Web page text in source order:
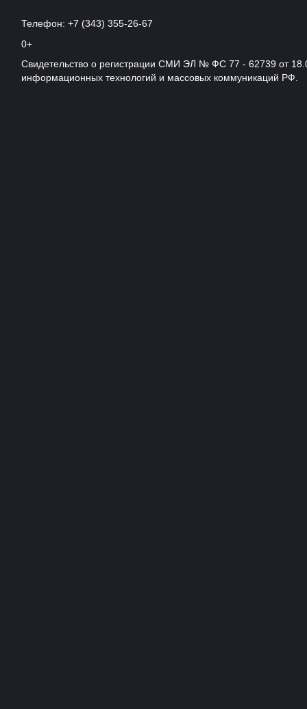
Телефон: +7 (343) 355-26-67
0+
Свидетельство о регистрации СМИ ЭЛ № ФС 77 - 62739 от
информационных технологий и массовых коммуникаций РФ.